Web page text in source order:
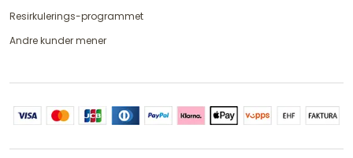
Resirkulerings-programmet
Andre kunder mener